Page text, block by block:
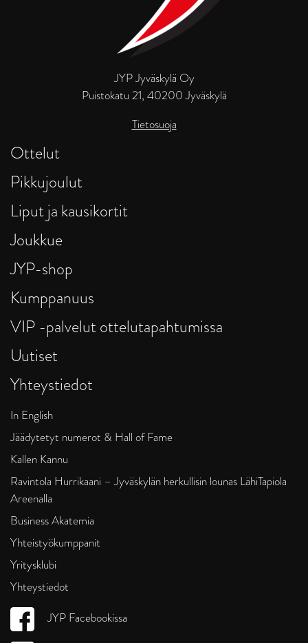
JYP Jyväskylä Oy
Puistokatu 21, 40200 Jyväskylä
Tietosuoja
Ottelut
Pikkujoulut
Liput ja kausikortit
Joukkue
JYP-shop
Kumppanuus
VIP -palvelut ottelutapahtumissa
Uutiset
Yhteystiedot
In English
Jäädytetyt numerot & Hall of Fame
Kallen Kannu
Ravintola Hurrikaani – Jyväskylän herkullisin lounas LähiTapiola
Areenalla
Business Akatemia
Yhteistyökumppanit
Yritysklubi
Yhteystiedot
JYP Facebookissa